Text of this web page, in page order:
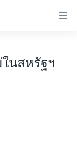
นสหรัฐฯ